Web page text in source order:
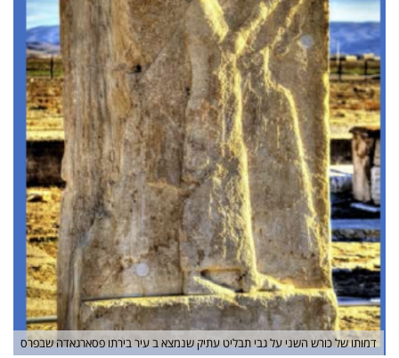
דמותו של כורש השני על גבי תבליט עתיק שנמצא ב עיר בירתו פסארגאדה שבפרס